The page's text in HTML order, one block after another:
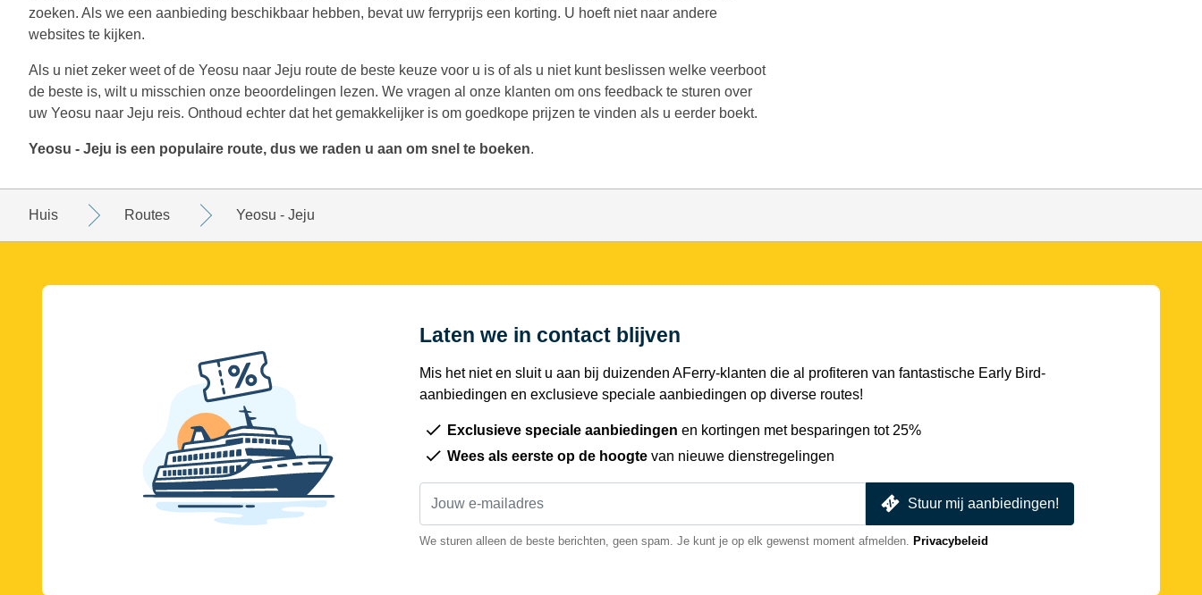
zoeken. Als we een aanbieding beschikbaar hebben, bevat uw ferryprijs een korting. U hoeft niet naar andere
websites te kijken.
Als u niet zeker weet of de Yeosu naar Jeju route de beste keuze voor u is of als u niet kunt beslissen welke veerboot
de beste is, wilt u misschien onze beoordelingen lezen. We vragen al onze klanten om ons feedback te sturen over
uw Yeosu naar Jeju reis. Onthoud echter dat het gemakkelijker is om goedkope prijzen te vinden als u eerder boekt.
Yeosu - Jeju is een populaire route, dus we raden u aan om snel te boeken.
Huis Routes Yeosu - Jeju
Laten we in contact blijven
Mis het niet en sluit u aan bij duizenden AFerry-klanten die al profiteren van fantastische Early Bird-
aanbiedingen en exclusieve speciale aanbiedingen op diverse routes!
Exclusieve speciale aanbiedingen en kortingen met besparingen tot 25%
Wees als eerste op de hoogte van nieuwe dienstregelingen
Stuur mij aanbiedingen!
We sturen alleen de beste berichten, geen spam. Je kunt je op elk gewenst moment afmelden. Privacybeleid